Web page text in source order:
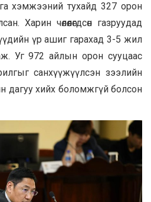
хэмжээний тухайд 327 орон
Харин чөлөөлөгдсөн газруудад
үр ашиг гарахад 3-5 жил
Уг 972 айлын орон сууцаас
санхүүжүүлсэн зээлийн
дагуу хийх боломжгүй болсон